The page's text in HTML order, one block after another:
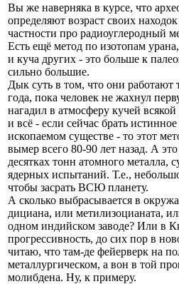
Вы же наверняка в курсе, что
определяют возраст своих
частности про радиоуглеродный
Есть ещё метод по изотопам
и куча других - это больше к
сильно большие.
Дык суть в том, что они работают
года, пока человек не жахнул
нагадил в атмосферу кучей
и всё - если сейчас брать
ископаемом существе - то этот
вымер всего 80-90 лет назад. А
десятках тонн атомного металла,
ядерных испытаний. Т.е.,
чтобы засрать ВСЮ планету.
А сколько выбрасывается в
дициана, или метилизоцианата,
одном индийском заводе? Или в
прогрессивность, до сих пор в
читаю, что там-де фейерверк на
металлургическом, а вон в той
молибдена. Ну, к примеру.